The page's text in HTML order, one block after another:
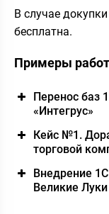
В случае
бесплатна.
Примеры работ
Перенос баз
«Интегрус»
Кейс №1.
торговой
Внедрение
Великие Луки